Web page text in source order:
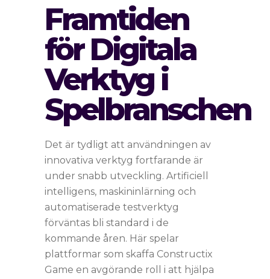
Framtiden
för Digitala
Verktyg i
Spelbranschen
Det är tydligt att användningen av
innovativa verktyg fortfarande är
under snabb utveckling. Artificiell
intelligens, maskininlärning och
automatiserade testverktyg
förväntas bli standard i de
kommande åren. Här spelar
plattformar som skaffa Constructix
Game en avgörande roll i att hjälpa